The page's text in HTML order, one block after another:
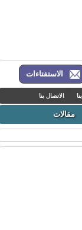
الاستفتاءات
الاتصال بنا
مقالات